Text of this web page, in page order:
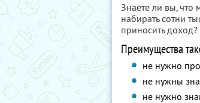
Знаете ли вы,
набирать сотни
приносить доход?
Преимущества
не нужно
не нужны
не нужно